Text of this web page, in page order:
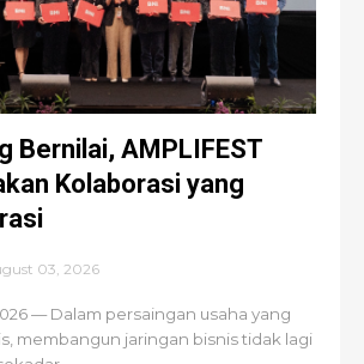
Bernilai, AMPLIFEST
Kolaborasi yang
03, 2026
— Dalam persaingan usaha yang
membangun jaringan bisnis tidak lagi